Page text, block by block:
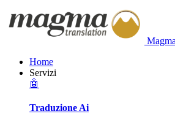
Home
Servizi
🤖
Traduzione Ai